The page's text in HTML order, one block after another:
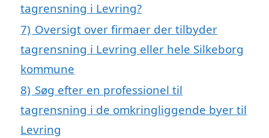
tagrensning i Levring?
7) Oversigt over firmaer der tilbyder
tagrensning i Levring eller hele Silkeborg
kommune
8) Søg efter en professionel til
tagrensning i de omkringliggende byer til
Levring